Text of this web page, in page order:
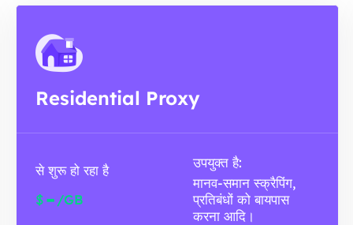
Residential Proxy
से शुरू हो रहा है
$- /GB
उपयुक्त है:
मानव-समान स्क्रैपिंग,
प्रतिबंधों को बायपास
करना आदि।